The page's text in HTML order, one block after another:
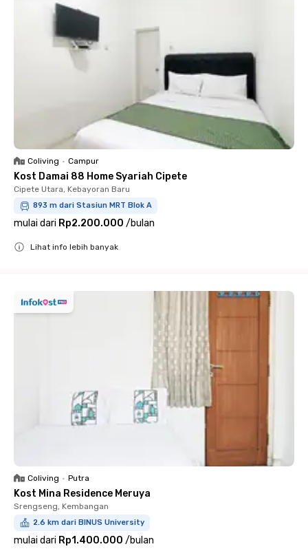
Coliving • Campur
Kost Damai 88 Home Syariah Cipete
Cipete Utara, Kebayoran Baru
893 m dari Stasiun MRT Blok A
mulai dari Rp2.200.000 /bulan
Lihat info lebih banyak
Coliving • Putra
Kost Mina Residence Meruya
Srengseng, Kembangan
2.6 km dari BINUS University
mulai dari Rp1.400.000 /bulan